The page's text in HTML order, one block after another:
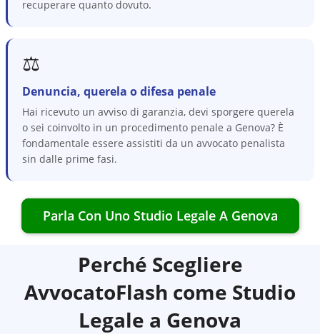
recuperare quanto dovuto.
⚖️
Denuncia, querela o difesa penale
Hai ricevuto un avviso di garanzia, devi sporgere querela
o sei coinvolto in un procedimento penale a Genova? È
fondamentale essere assistiti da un avvocato penalista
sin dalle prime fasi.
Parla Con Uno Studio Legale A Genova
Perché Scegliere
AvvocatoFlash come Studio
Legale a Genova